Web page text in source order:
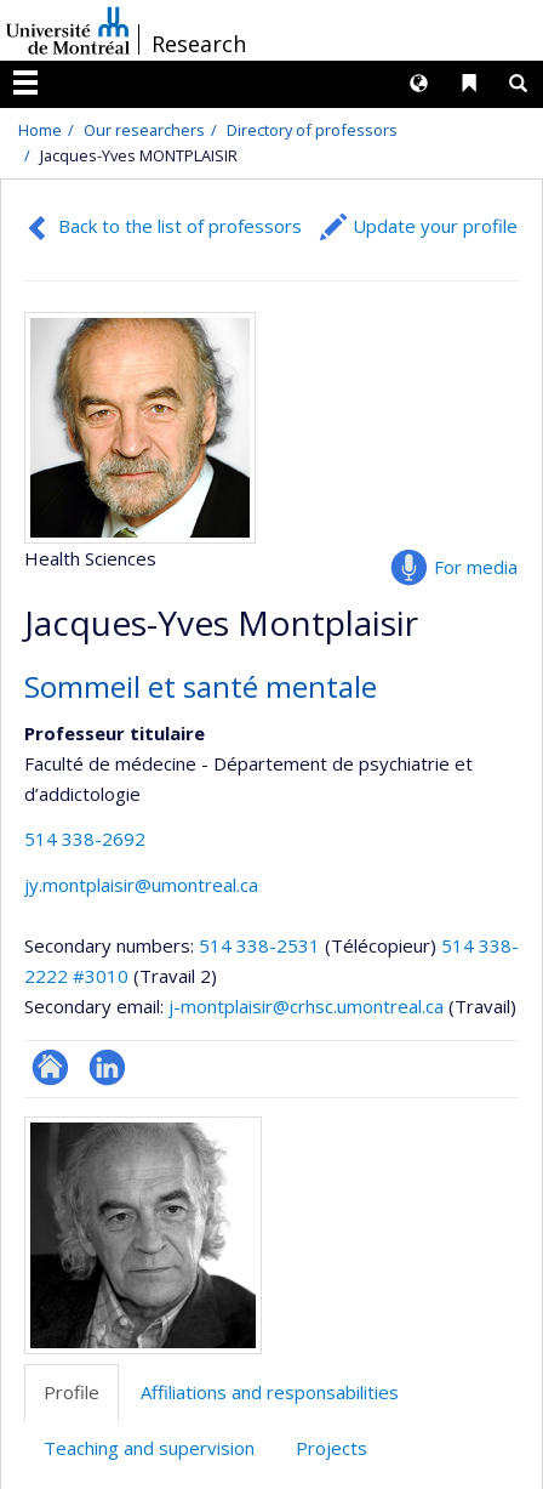
au
contenu
/Research
Menu
Liens
Langues
Home Our researchers
Directory of professors
Jacques-Yves MONTPLAISIR
Back to the list of professors Update your profile
For media
Health Sciences
Jacques-Yves Montplaisir
Sommeil et santé mentale
Professeur titulaire
Faculté de médecine - Département de psychiatrie et
d’addictologie
514 338-2692
jy.montplaisir@umontreal.ca
Secondary numbers: 514 338-2531 (Télécopieur) 514 338-
2222 #3010 (Travail 2)
Secondary email: j-montplaisir@crhsc.umontreal.ca (Travail)
ResearchGate
LinkedIn
Media
Profile Affiliations and responsabilities
Teaching and supervision Projects